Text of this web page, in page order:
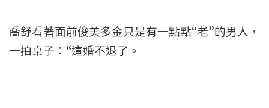
喬舒看著面前俊美多金只是有一點點“老”的男人，
一拍桌子：“這婚不退了。